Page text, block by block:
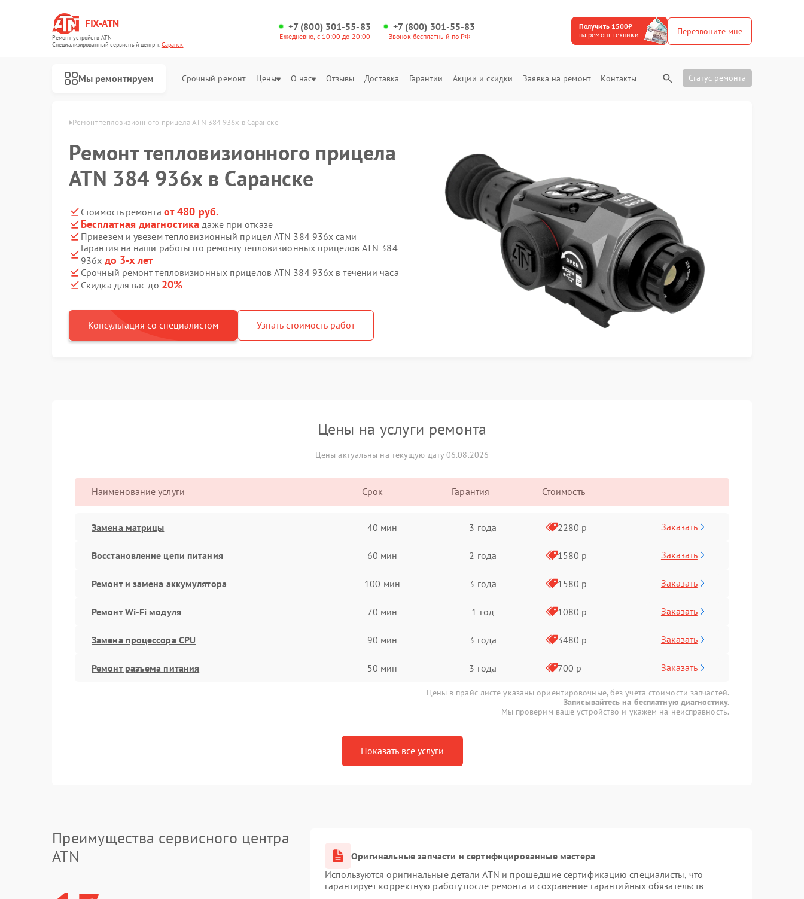
FIX-ATN
Ремонт устройств ATN
Специализированный cервисный центр г.Саранск
+7 (800) 301-55-83
Ежедневно, с 10:00 до 20:00
+7 (800) 301-55-83
Звонок бесплатный по РФ
Получить 1500₽
на ремонт техники
Перезвоните мне
Мы ремонтируем Срочный ремонт Цены О нас Отзывы Доставка Гарантии Акции и скидки Заявка на ремонт Контакты Статус ремонта
ATN в Саранске Ремонт тепловизионного прицела ATN 384 936x в Саранске
Ремонт тепловизионного прицела
ATN 384 936x в Саранске
Стоимость ремонта от 480 руб.
Бесплатная диагностика даже при отказе
Привезем и увезем тепловизионный прицел ATN 384 936x сами
Гарантия на наши работы по ремонту тепловизионных прицелов ATN 384
936x до 3-х лет
Срочный ремонт тепловизионных прицелов ATN 384 936x в течении часа
Скидка для вас до 20%
Консультация со специалистом Узнать стоимость работ
Цены на услуги ремонта
Цены актуальны на текущую дату 06.08.2026
Наименование услуги Срок Гарантия Стоимость
Замена матрицы 40 мин 3 года 2280 р Заказать
Восстановление цепи питания 60 мин 2 года 1580 р Заказать
Ремонт и замена аккумулятора 100 мин 3 года 1580 р Заказать
Ремонт Wi-Fi модуля 70 мин 1 год 1080 р Заказать
Замена процессора CPU 90 мин 3 года 3480 р Заказать
Ремонт разъема питания 50 мин 3 года 700 р Заказать
Цены в прайс-листе указаны ориентировочные, без учета стоимости запчастей.
Записывайтесь на бесплатную диагностику.
Мы проверим ваше устройство и укажем на неисправность.
Показать все услуги
Преимущества сервисного центра
ATN
Оригинальные запчасти и сертифицированные мастера
Используются оригинальные детали ATN и прошедшие сертификацию специалисты, что
гарантирует корректную работу после ремонта и сохранение гарантийных обязательств